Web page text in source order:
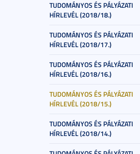
TUDOMÁNYOS ÉS PÁLYÁZATI
HÍRLEVÉL (2018/18.)
TUDOMÁNYOS ÉS PÁLYÁZATI
HÍRLEVÉL (2018/17.)
TUDOMÁNYOS ÉS PÁLYÁZATI
HÍRLEVÉL (2018/16.)
TUDOMÁNYOS ÉS PÁLYÁZATI
HÍRLEVÉL (2018/15.)
TUDOMÁNYOS ÉS PÁLYÁZATI
HÍRLEVÉL (2018/14.)